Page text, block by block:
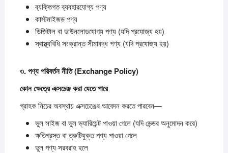
ব্যক্তিগত ব্যবহারযোগ্য পণ্য
কাস্টমাইজড পণ্য
ডিজিটাল বা ডাউনলোডযোগ্য পণ্য (যদি প্রযোজ্য হয়)
স্বাস্থ্যবিধি সংক্রান্ত সীমাবদ্ধ পণ্য (যদি প্রযোজ্য হয়)
৩.পণ্যপরিবর্তননীতি (Exchange Policy)
কোনক্ষেত্রেএক্সচেঞ্জকরাযেতেপারে
গ্রাহক নিচের অবস্থায় এক্সচেঞ্জের আবেদন করতে পারবেন—
ভুল সাইজ বা ভুল ভ্যারিয়েন্ট পাওয়া গেলে (যদি ভেন্ডর অনুমোদন করে)
ক্ষতিগ্রস্ত বা ত্রুটিযুক্ত পণ্য পাওয়া গেলে
ভুল পণ্য সরবরাহ হলে